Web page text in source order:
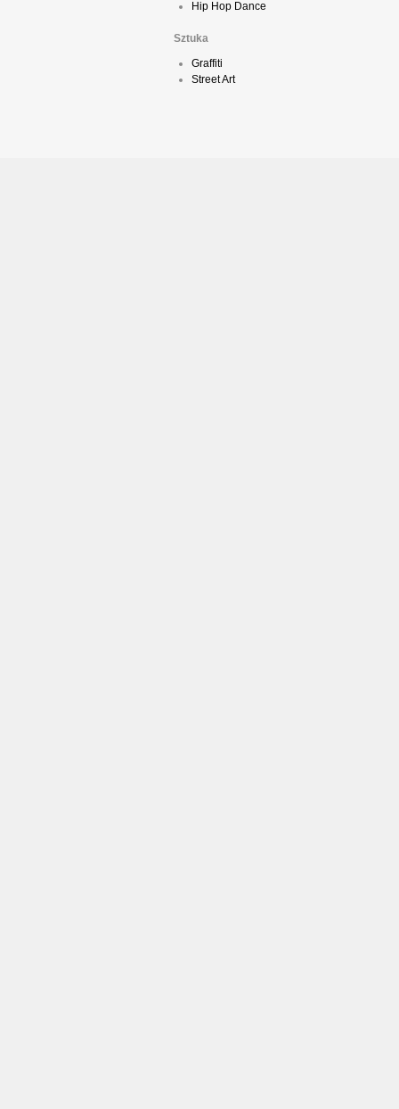
Hip Hop Dance
Sztuka
Graffiti
Street Art